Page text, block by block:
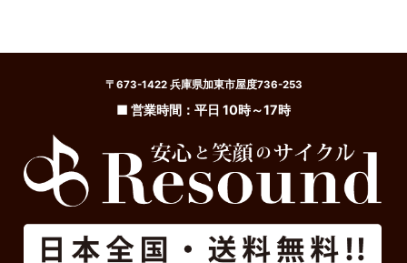
〒673-1422 兵庫県加東市屋度736-253
■ 営業時間：平日 10時～17時